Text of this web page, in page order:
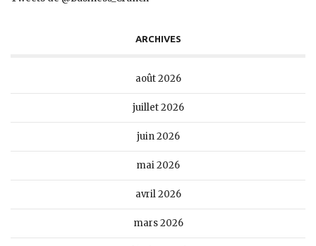
ARCHIVES
août 2026
juillet 2026
juin 2026
mai 2026
avril 2026
mars 2026